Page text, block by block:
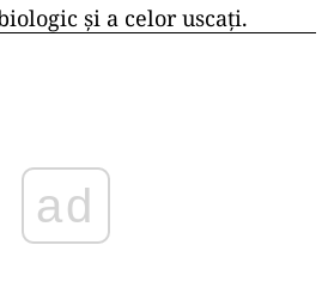
și a celor uscați.
ad